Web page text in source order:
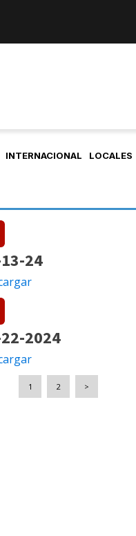
INTERNACIONAL LOCALES
24
2024
1 2 >